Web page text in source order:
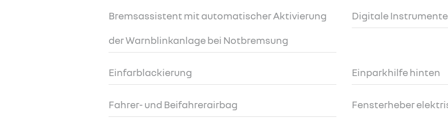
Bremsassistent mit automatischer Aktivierung
der Warnblinkanlage bei Notbremsung
Digitale
Einfarblackierung Einparkhilfe hinten
Fahrer- und Beifahrerairbag Fensterheber